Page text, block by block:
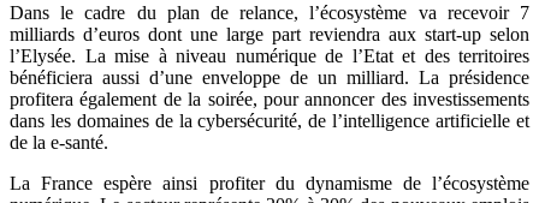
Dans le cadre du plan de relance, l’écosystème va recevoir 7
milliards d’euros dont une large part reviendra aux start-up selon
l’Elysée. La mise à niveau numérique de l’Etat et des territoires
bénéficiera aussi d’une enveloppe de un milliard. La présidence
profitera également de la soirée, pour annoncer des investissements
dans les domaines de la cybersécurité, de l’intelligence artificielle et
de la e-santé.
La France espère ainsi profiter du dynamisme de l’écosystème